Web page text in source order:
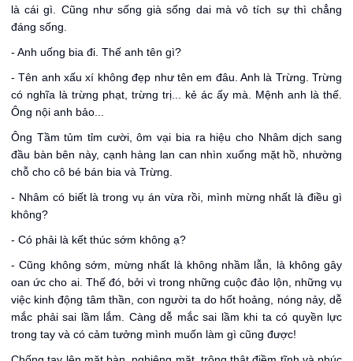
là cái gì. Cũng như sống già sống dai mà vô tích sự thì chẳng
đáng sống.
- Anh uống bia đi. Thế anh tên gì?
- Tên anh xấu xí không đẹp như tên em đâu. Anh là Trừng. Trừng
có nghĩa là trừng phạt, trừng trị... kẻ ác ấy mà. Mệnh anh là thế.
Ông nội anh bảo...
Ông Tầm tủm tỉm cười, ôm vại bia ra hiệu cho Nhâm dịch sang
đầu bàn bên này, cạnh hàng lan can nhìn xuống mặt hồ, nhường
chỗ cho cô bé bán bia và Trừng.
- Nhâm có biết là trong vụ án vừa rồi, mình mừng nhất là điều gì
không?
- Có phải là kết thúc sớm không ạ?
- Cũng không sớm, mừng nhất là không nhầm lẫn, là không gây
oan ức cho ai. Thế đó, bởi vì trong những cuộc đảo lộn, những vụ
việc kinh động tâm thần, con người ta do hốt hoảng, nóng nảy, dễ
mắc phải sai lầm lắm. Càng dễ mắc sai lầm khi ta có quyền lực
trong tay và có cảm tưởng mình muốn làm gì cũng được!